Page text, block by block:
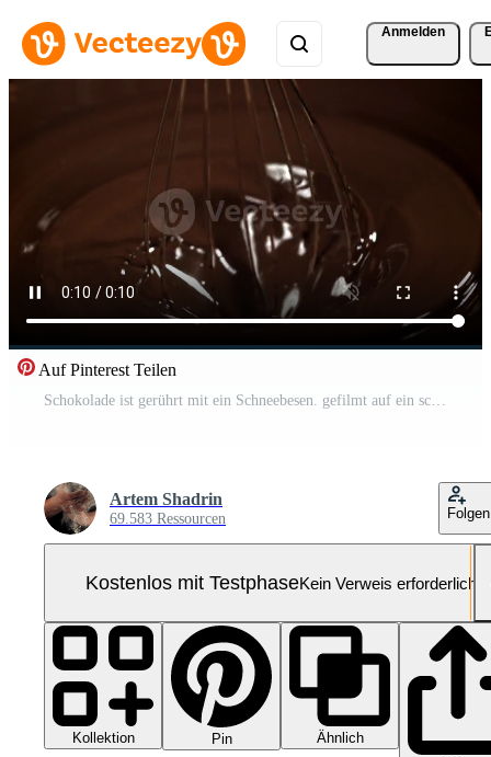
Anmelden
Auf Pinterest Teilen
Schokolade ist gerührt mit ein Schneebesen. gefilmt auf ein schnelle Geschwindigkeit Kamera beim 1000 fps. hoch Qualität fullhd Aufnahmen Pro Video
Artem Shadrin
69.583 Ressourcen Folgen
Kostenlos mit TestphaseKein Verweis erforderlich
Kollektion Pin
Ähnlich